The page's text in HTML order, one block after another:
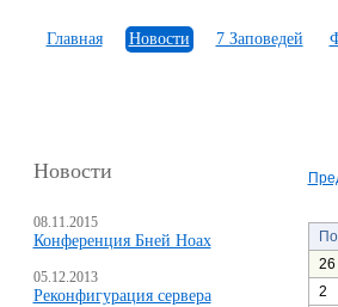
Главная Новости 7 Заповедей
Новости
08.11.2015
Конференция Бней Ноах
05.12.2013
Реконфигурация сервера
26
2